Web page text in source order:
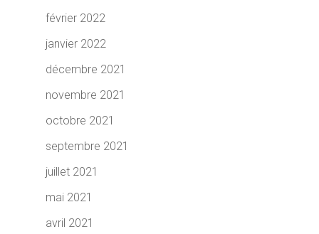
février 2022
janvier 2022
décembre 2021
novembre 2021
octobre 2021
septembre 2021
juillet 2021
mai 2021
avril 2021